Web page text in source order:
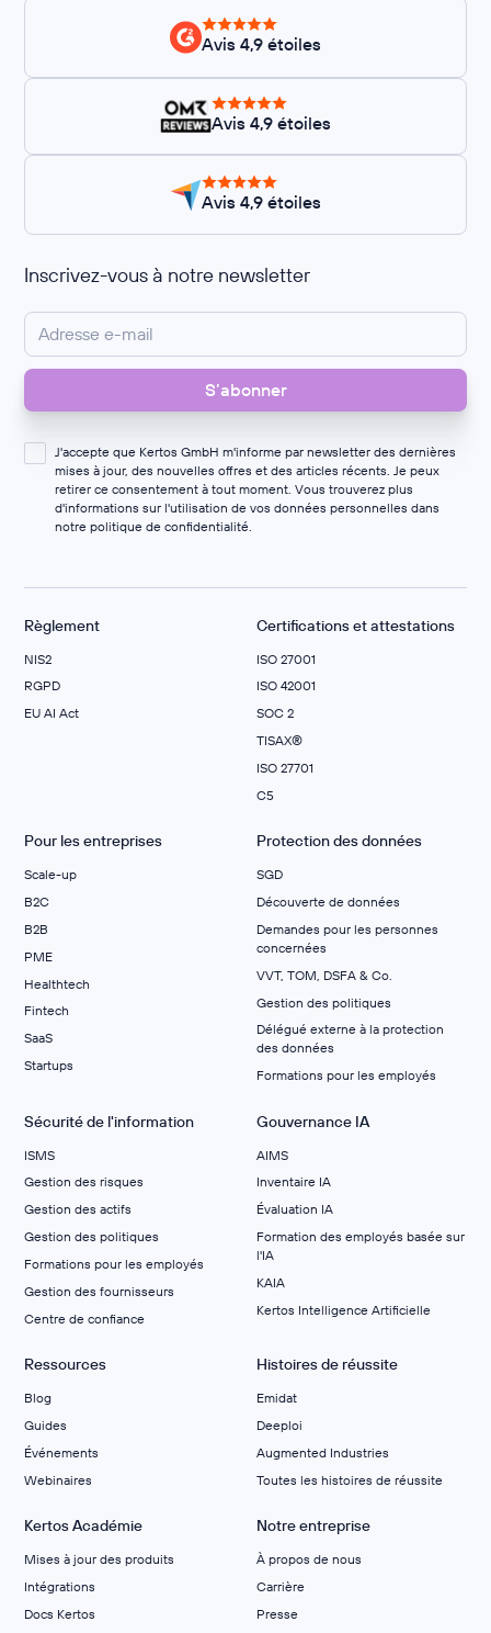
Avis 4,9 étoiles
Avis 4,9 étoiles
Avis 4,9 étoiles
Inscrivez-vous à notre newsletter
J'accepte que Kertos GmbH m'informe par newsletter des dernières
mises à jour, des nouvelles offres et des articles récents. Je peux
retirer ce consentement à tout moment. Vous trouverez plus
d'informations sur l'utilisation de vos données personnelles dans
notre politique de confidentialité
Règlement
NIS2
RGPD
EU AI Act
Certifications et attestations
ISO 27001
ISO 42001
SOC 2
TISAX®
ISO 27701
C5
Pour les entreprises
Scale-up
B2C
B2B
PME
Healthtech
Fintech
SaaS
Startups
Protection des données
SGD
Découverte de données
Demandes pour les personnes
concernées
VVT, TOM, DSFA & Co.
Gestion des politiques
Délégué externe à la protection
des données
Formations pour les employés
Sécurité de l'information
ISMS
Gestion des risques
Gestion des actifs
Gestion des politiques
Formations pour les employés
Gestion des fournisseurs
Centre de confiance
Gouvernance IA
AIMS
Inventaire IA
Évaluation IA
Formation des employés basée sur
l'IA
KAIA
Kertos Intelligence Artificielle
Ressources
Blog
Guides
Événements
Webinaires
Histoires de réussite
Emidat
Deeploi
Augmented Industries
Toutes les histoires de réussite
Kertos Académie
Mises à jour des produits
Intégrations
Docs Kertos
Notre entreprise
À propos de nous
Carrière
Presse